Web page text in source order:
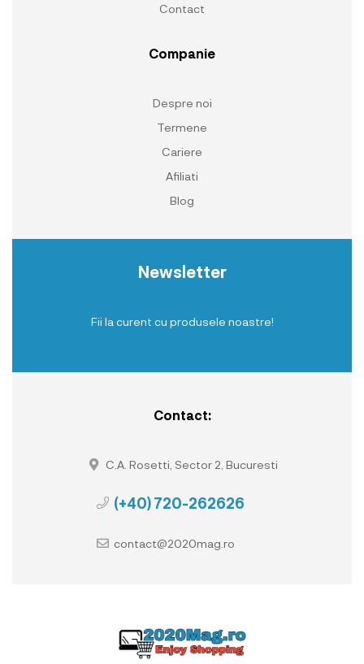
Contact
Companie
Despre noi
Termene
Cariere
Afiliati
Blog
Newsletter
Fii la curent cu produsele noastre!
Contact:
C.A. Rosetti, Sector 2, Bucuresti
(+40) 720-262626
contact@2020mag.ro